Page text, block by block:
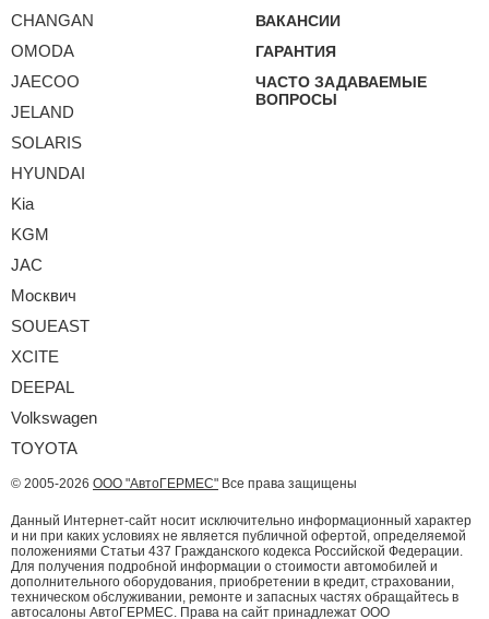
CHANGAN
OMODA
JAECOO
JELAND
SOLARIS
HYUNDAI
Kia
KGM
JAC
Москвич
SOUEAST
XCITE
DEEPAL
Volkswagen
TOYOTA
ВАКАНСИИ
ГАРАНТИЯ
ЧАСТО ЗАДАВАЕМЫЕ
ВОПРОСЫ
© 2005-2026 ООО "АвтоГЕРМЕС" Все права защищены
Данный Интернет-сайт носит исключительно информационный характер
и ни при каких условиях не является публичной офертой, определяемой
положениями Статьи 437 Гражданского кодекса Российской Федерации.
Для получения подробной информации о стоимости автомобилей и
дополнительного оборудования, приобретении в кредит, страховании,
техническом обслуживании, ремонте и запасных частях обращайтесь в
автосалоны АвтоГЕРМЕС. Права на сайт принадлежат ООО